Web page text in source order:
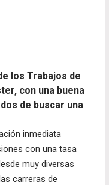
los Trabajos de
con una buena
de buscar una
inmediata
con una tasa
muy diversas
carreras de